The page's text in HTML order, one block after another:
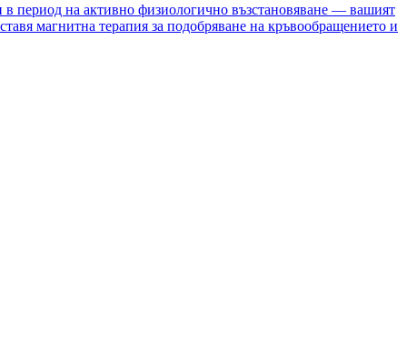
период на активно физиологично възстановяване — вашият
магнитна терапия за подобряване на кръвообращението и